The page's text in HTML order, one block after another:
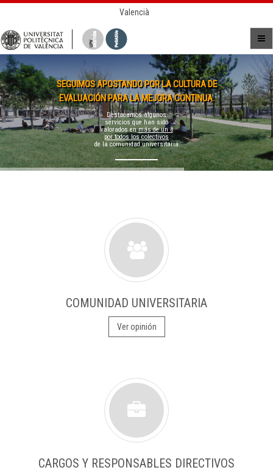
Valencià
SEGUIMOS APOSTANDO POR LA CULTURA DE
EVALUACIÓN PARA LA MEJORA CONTINUA.
Destacamos algunos
servicios que han sido
valorados enmás de un 8
por todos los colectivos
de la comunidad universitaria
COMUNIDAD UNIVERSITARIA
Ver opinión
CARGOS Y RESPONSABLES DIRECTIVOS